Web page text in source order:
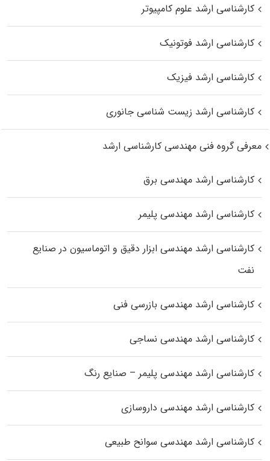
کارشناسی ارشد علوم کامپیوتر
کارشناسی ارشد فوتونیک
کارشناسی ارشد فیزیک
کارشناسی ارشد زیست‌ شناسی جانوری
معرفی گروه فنی مهندسی کارشناسی ارشد
کارشناسی ارشد مهندسی برق
کارشناسی ارشد مهندسی پلیمر
کارشناسی ارشد مهندسی ابزار دقیق و اتوماسیون در صنایع
نفت
کارشناسی ارشد مهندسی بازرسی فنی
کارشناسی ارشد مهندسی نساجی
کارشناسی ارشد مهندسی پلیمر – صنایع رنگ
کارشناسی ارشد مهندسی داروسازی
کارشناسی ارشد مهندسی سوانح طبیعی